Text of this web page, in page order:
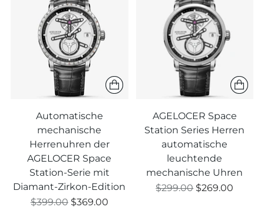
Automatische
mechanische
Herrenuhren der
AGELOCER Space
Station-Serie mit
Diamant-Zirkon-Edition
Regulärer
$399.00 $369.00
AGELOCER Space
Station Series Herren
automatische
leuchtende
mechanische Uhren
Regulärer
$299.00 $269.00